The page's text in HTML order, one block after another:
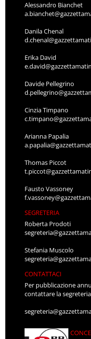
Alessandro Bianchet
Danila Chenal
Erika David
Davide Pellegrino
Cinzia Timpano
Arianna Papalia
Thomas Piccot
Fausto Vassoney
SEGRETERIA
Roberta Prodoti
Stefania Muscolo
CONTATTACI
Per pubblicazione
contattare la